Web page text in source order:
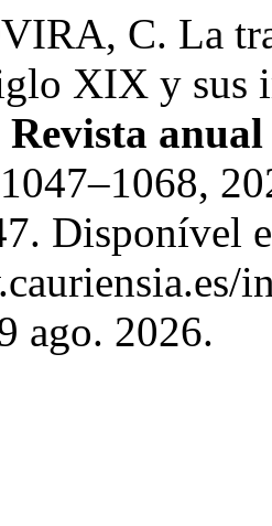
C. La
XIX y sus
Disponível
ago. 2026.